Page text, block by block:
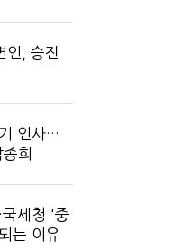
인, 승진
인사…
희
세청 '중
는 이유